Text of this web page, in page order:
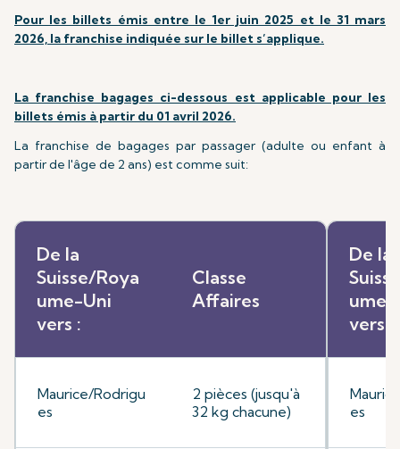
Pour les billets émis entre le 1er juin 2025 et le 31 mars
2026, la franchise indiquée sur le billet s’applique.
La franchise bagages ci-dessous est applicable pour les
billets émis à partir du 01 avril 2026.
La franchise de bagages par passager (adulte ou enfant à
partir de l'âge de 2 ans) est comme suit:
De la
Suisse/Roya
ume-Uni
vers :
Classe
Affaires
Maurice/Rodrigu
es
2 pièces (jusqu'à
32 kg chacune)
De la
ume-
vers :
es